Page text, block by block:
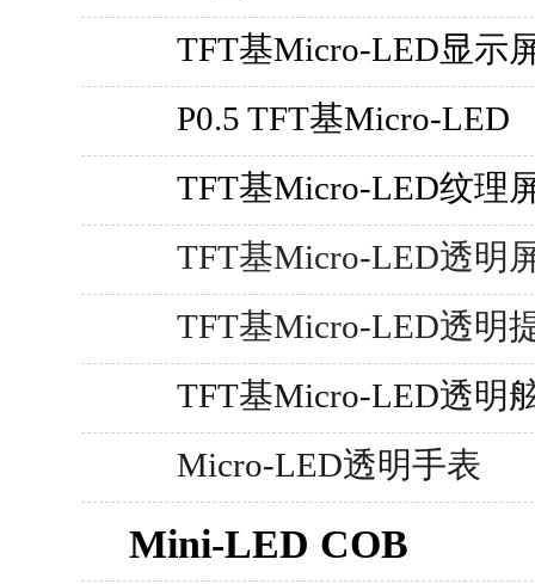
TFT基Micro-LED显示
P0.5 TFT基Micro-LED
TFT基Micro-LED纹理
TFT基Micro-LED透明
TFT基Micro-LED透明
TFT基Micro-LED透明
Micro-LED透明手表
Mini-LED COB